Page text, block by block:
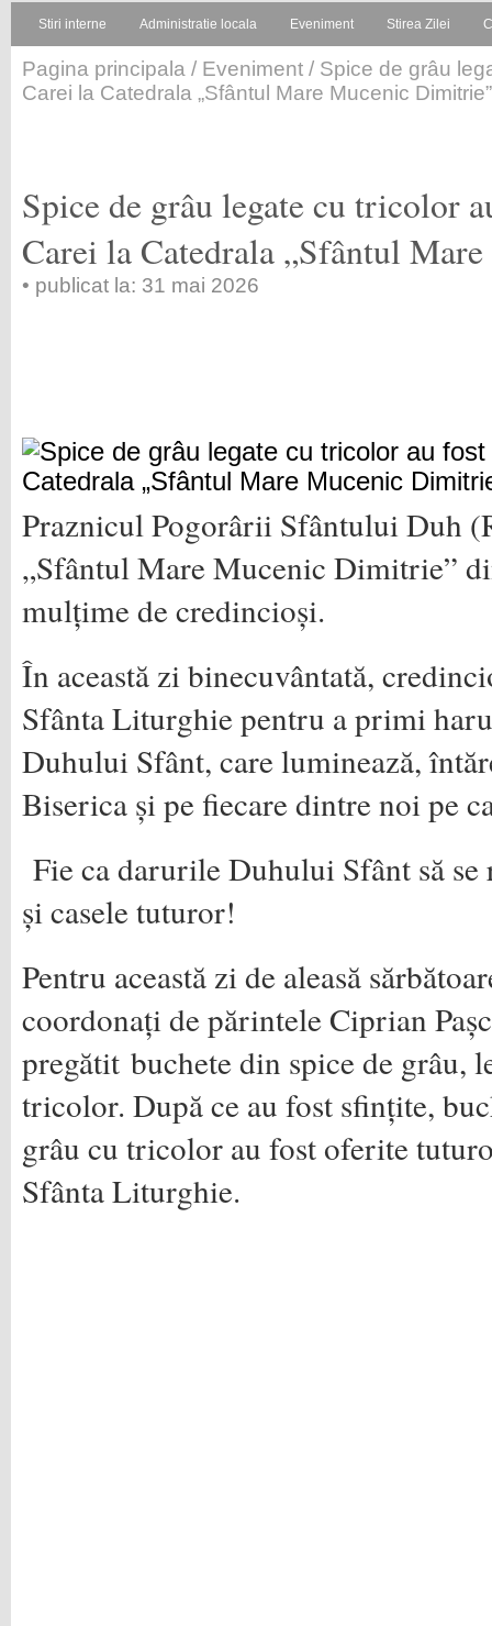
Stiri interne Administratie locala Eveniment Stirea Zilei
Pagina principala / Eveniment / Spice de grâu
Carei la Catedrala „Sfântul Mare Mucenic Dimitrie”
Spice de grâu legate cu tricolor
Carei la Catedrala „Sfântul
• publicat la: 31 mai 2026
Praznicul Pogorârii Sfântului Duh
„Sfântul Mare Mucenic Dimitrie”
mulțime de credincioși.
În această zi binecuvântată,
Sfânta Liturghie pentru a primi
Duhului Sfânt, care luminează,
Biserica și pe fiecare dintre noi pe
Fie ca darurile Duhului Sfânt să
și casele tuturor!
Pentru această zi de aleasă
coordonați de părintele Ciprian
pregătit buchete din spice de grâu,
tricolor. După ce au fost sfințite,
grâu cu tricolor au fost oferite
Sfânta Liturghie.